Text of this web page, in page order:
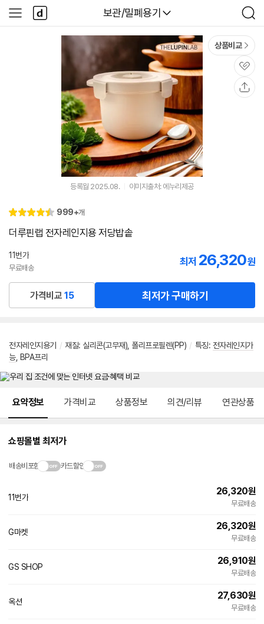
다나와
보관/밀폐용기
검
색
사
이
다
나
와
상품비교
관
심
등록월 2025.08. 이미지출처: 에누리제공
별
4.
리
999+개
더루핀랩 전자레인지용 저당밥솥
11번가
무료배송
최저 26,320원
가격비교 15 최저가 구매하기
전자레인지용기 / 재질: 실리콘(고무재) 폴리프로필렌(PP) / 특징: 전자레인지가
능, BPA프리
요약정보 가격비교 상품정보 의견/리뷰 연관상품
쇼핑몰별 최저가
배송비포함 카드할인
11번가
26,320원
무료배송
G마켓
26,320원
무료배송
GS SHOP
26,910원
무료배송
옥션
27,630원
무료배송